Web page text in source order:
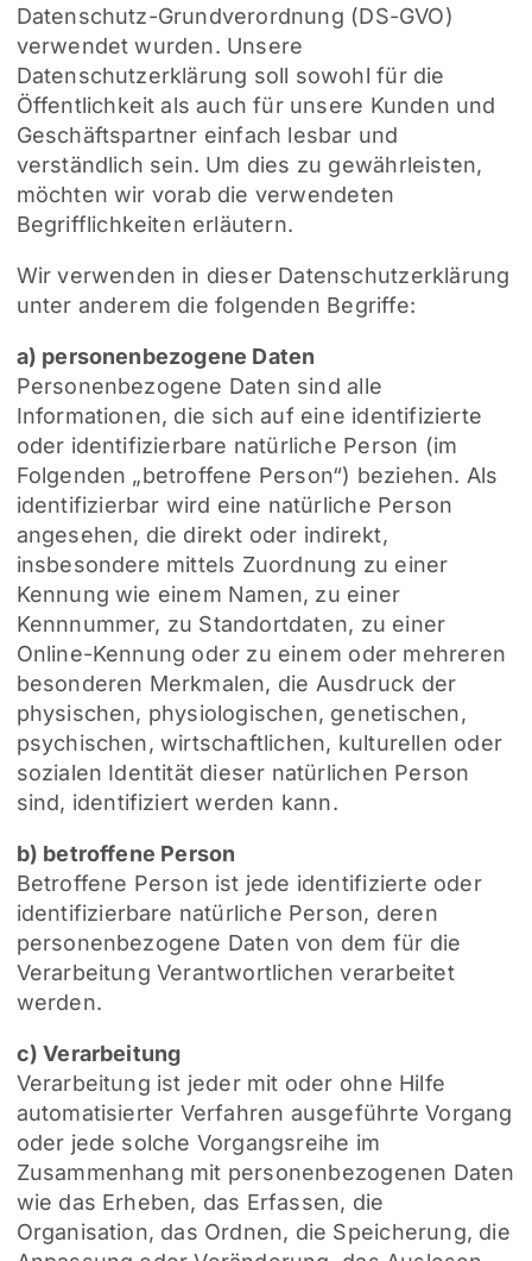
Datenschutz-Grundverordnung (DS-GVO)
verwendet wurden. Unsere
Datenschutzerklärung soll sowohl für die
Öffentlichkeit als auch für unsere Kunden und
Geschäftspartner einfach lesbar und
verständlich sein. Um dies zu gewährleisten,
möchten wir vorab die verwendeten
Begrifflichkeiten erläutern.
Wir verwenden in dieser Datenschutzerklärung
unter anderem die folgenden Begriffe:
a) personenbezogene Daten
Personenbezogene Daten sind alle
Informationen, die sich auf eine identifizierte
oder identifizierbare natürliche Person (im
Folgenden „betroffene Person“) beziehen. Als
identifizierbar wird eine natürliche Person
angesehen, die direkt oder indirekt,
insbesondere mittels Zuordnung zu einer
Kennung wie einem Namen, zu einer
Kennnummer, zu Standortdaten, zu einer
Online-Kennung oder zu einem oder mehreren
besonderen Merkmalen, die Ausdruck der
physischen, physiologischen, genetischen,
psychischen, wirtschaftlichen, kulturellen oder
sozialen Identität dieser natürlichen Person
sind, identifiziert werden kann.
b) betroffene Person
Betroffene Person ist jede identifizierte oder
identifizierbare natürliche Person, deren
personenbezogene Daten von dem für die
Verarbeitung Verantwortlichen verarbeitet
werden.
c) Verarbeitung
Verarbeitung ist jeder mit oder ohne Hilfe
automatisierter Verfahren ausgeführte Vorgang
oder jede solche Vorgangsreihe im
Zusammenhang mit personenbezogenen Daten
wie das Erheben, das Erfassen, die
Organisation, das Ordnen, die Speicherung, die